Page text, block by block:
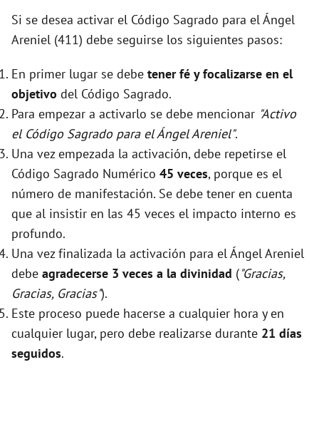
Si se desea activar el Código Sagrado para el Ángel
Areniel (411) debe seguirse los siguientes pasos:
En primer lugar se debe tener fé y focalizarse en el
objetivo del Código Sagrado.
Para empezar a activarlo se debe mencionar "Activo
el Código Sagrado para el Ángel Areniel".
Una vez empezada la activación, debe repetirse el
Código Sagrado Numérico 45 veces, porque es el
número de manifestación. Se debe tener en cuenta
que al insistir en las 45 veces el impacto interno es
profundo.
Una vez finalizada la activación para el Ángel Areniel
debe agradecerse 3 veces a la divinidad ("Gracias,
Gracias, Gracias").
Este proceso puede hacerse a cualquier hora y en
cualquier lugar, pero debe realizarse durante 21 días
seguidos.